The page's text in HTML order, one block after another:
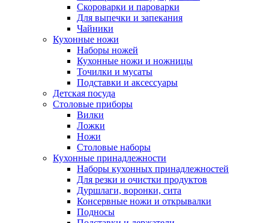
Скороварки и пароварки
Для выпечки и запекания
Чайники
Кухонные ножи
Наборы ножей
Кухонные ножи и ножницы
Точилки и мусаты
Подставки и аксессуары
Детская посуда
Столовые приборы
Вилки
Ложки
Ножи
Столовые наборы
Кухонные принадлежности
Наборы кухонных принадлежностей
Для резки и очистки продуктов
Дуршлаги, воронки, сита
Консервные ножи и открывалки
Подносы